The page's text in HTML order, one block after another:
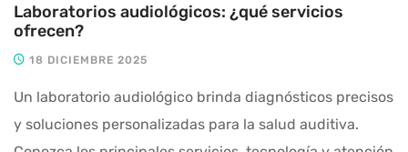
Laboratorios audiológicos: ¿qué servicios
ofrecen?
18 DICIEMBRE 2025
Un laboratorio audiológico brinda diagnósticos precisos
y soluciones personalizadas para la salud auditiva.